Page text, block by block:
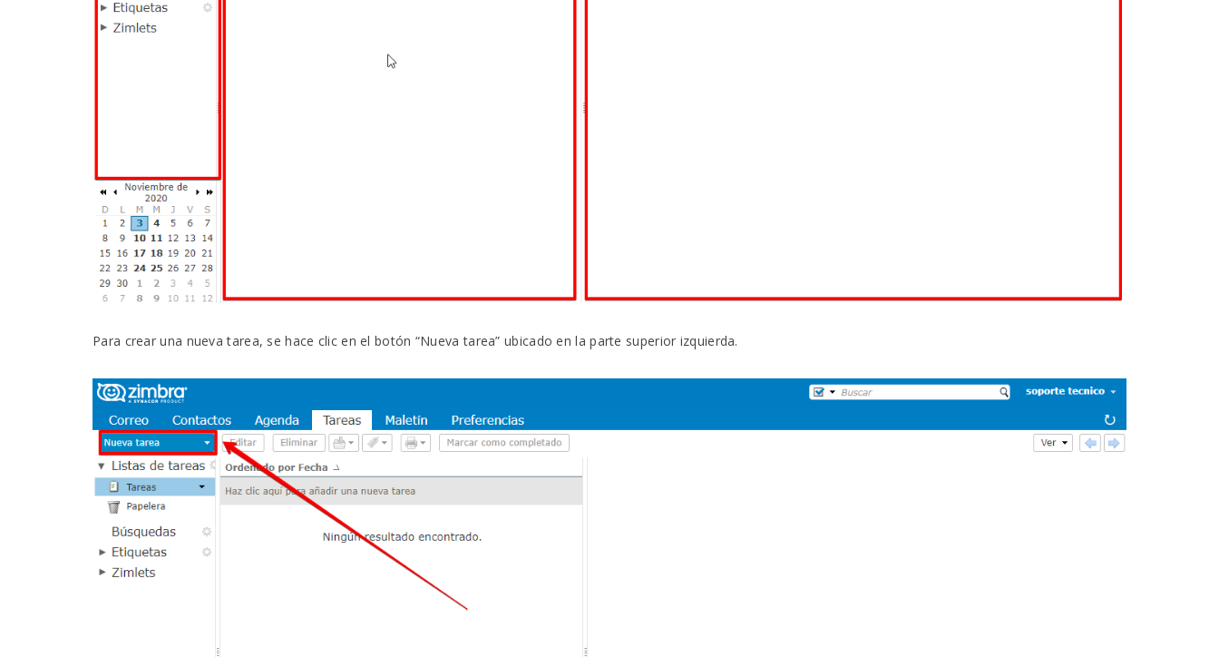
Para crear una nueva tarea, se hace clic en el botón “Nueva tarea” ubicado en la parte superior izquierda.